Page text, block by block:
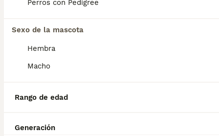
Perros con Pedigree
Sexo de la mascota
Hembra
Macho
Rango de edad
Generación
¿Cómo son los perros
bulldog americanos?
americano?